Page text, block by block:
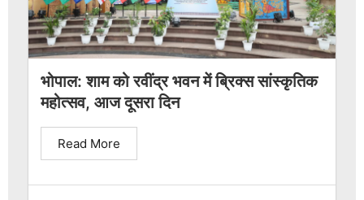
भोपाल: शाम को रवींद्र भवन में ब्रिक्स सांस्कृतिक
महोत्सव, आज दूसरा दिन
Read More